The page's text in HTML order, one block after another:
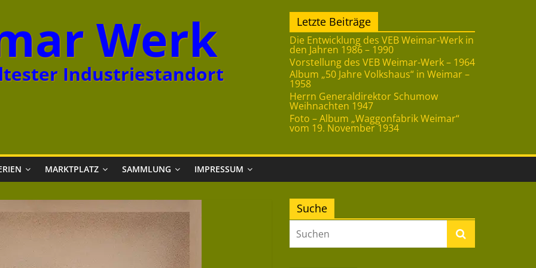
Werk
Industriestandort
Letzte Beiträge
Die Entwicklung des VEB Weimar-Werk in
den Jahren 1986 – 1990
Vorstellung des VEB Weimar-Werk – 1964
Album „50 Jahre Volkshaus“ in Weimar –
1958
Herrn Generaldirektor Schumow
Weihnachten 1947
Foto – Album „Waggonfabrik Weimar“
vom 19. November 1934
MARKTPLATZ SAMMLUNG IMPRESSUM
Suche